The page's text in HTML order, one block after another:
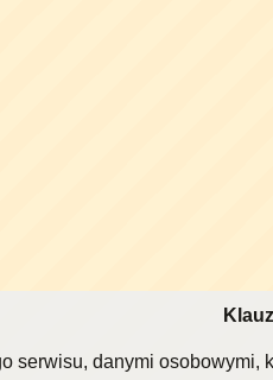
serwisu, danymi osobowymi,